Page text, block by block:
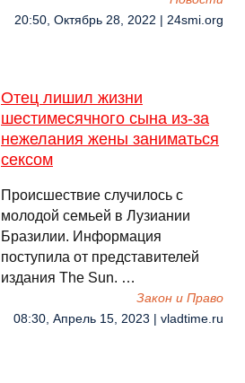
20:50, Октябрь 28, 2022 | 24smi.org
Отец лишил жизни
шестимесячного сына из-за
нежелания жены заниматься
сексом
Происшествие случилось с
молодой семьей в Лузиании
Бразилии. Информация
поступила от представителей
издания The Sun. …
Закон и Право
08:30, Апрель 15, 2023 | vladtime.ru